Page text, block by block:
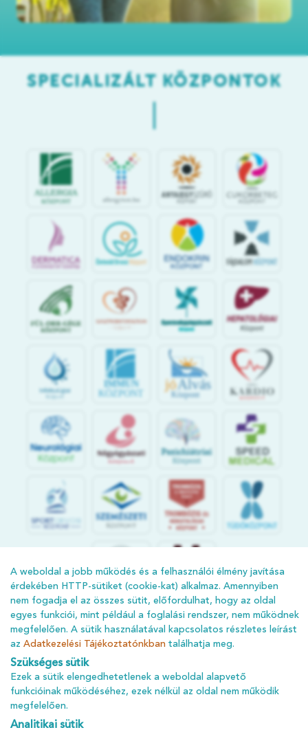
SPECIALIZÁLT KÖZPONTOK
IMMUN
KÖZPONT
jóAlvás
Központ
SPOR
ÁSZF
ADATKEZELÉSI TÁJÉKOZTATÓ
ADATVÉDELMI TÁJÉKOZTATÓ
A weboldal a jobb működés és a felhasználói élmény javítása
érdekében HTTP-sütiket (cookie-kat) alkalmaz. Amennyiben
nem fogadja el az összes sütit, előfordulhat, hogy az oldal
egyes funkciói, mint például a foglalási rendszer, nem működnek
megfelelően. A sütik használatával kapcsolatos részletes leírást
az Adatkezelési Tájékoztatónkban találhatja meg.
Szükséges sütik
Ezek a sütik elengedhetetlenek a weboldal alapvető
funkcióinak működéséhez, ezek nélkül az oldal nem működik
megfelelően.
Analitikai sütik